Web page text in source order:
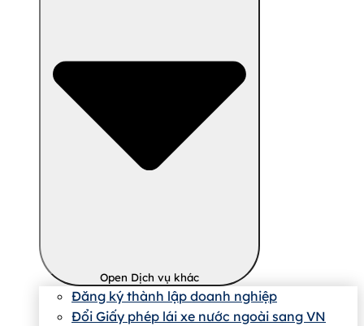
Open Dịch vụ khác
Đăng ký thành lập doanh nghiệp
Đổi Giấy phép lái xe nước ngoài sang VN